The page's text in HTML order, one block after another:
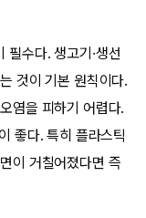
필수다. 생고기·생선
것이 기본 원칙이다.
염을 피하기 어렵다.
좋다. 특히 플라스틱
이 거칠어졌다면 즉